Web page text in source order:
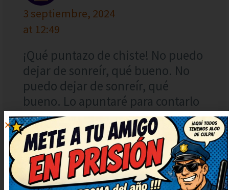
3 septiembre, 2024
at 12:49
¡Qué puntazo de chiste! No puedo
dejar de sonreír, qué bueno. No
puedo dejar de sonreír, qué
bueno. Lo apuntaré para contarlo
en la próxima comida familiar. Me
he quedado con una sonrisa tonta,
¡genial!